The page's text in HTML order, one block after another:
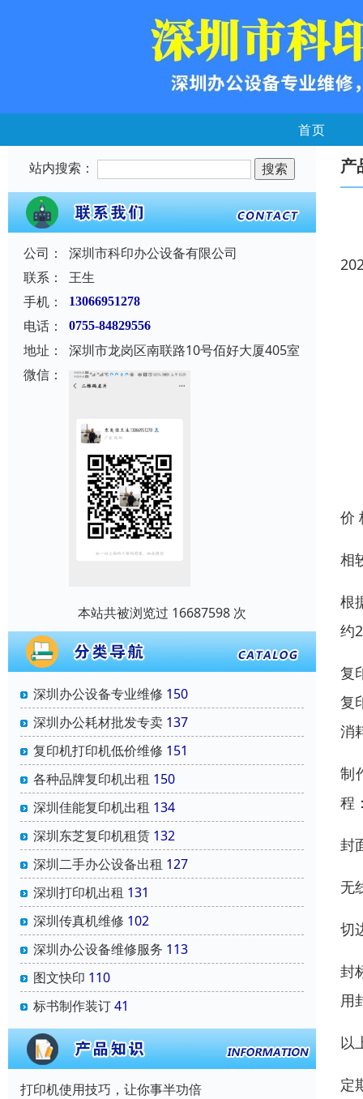
首页
站内搜索：
公司：
深圳市科印办公设备有限公司
联系：
王生
手机：
13066951278
电话： 0755-84829556
地址：
深圳市龙岗区南联路10号佰好大厦405室
微信：
本站共被浏览过 16687598 次
深圳办公设备专业维修 150
深圳办公耗材批发专卖 137
复印机打印机低价维修 151
各种品牌复印机出租 150
深圳佳能复印机出租 134
深圳东芝复印机租赁 132
深圳二手办公设备出租 127
深圳打印机出租 131
深圳传真机维修 102
深圳办公设备维修服务 113
图文快印 110
标书制作装订41
打印机使用技巧，让你事半功倍
产
价
相
根
约
复
复
消
制
程
封
无
切
封
用
以
定